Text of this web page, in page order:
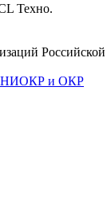
Техно.
НИОКР и ОКР